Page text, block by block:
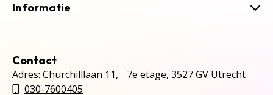
Informatie
Contact
Adres: Churchilllaan 11, 7e etage, 3527 GV Utrecht
030-7600405